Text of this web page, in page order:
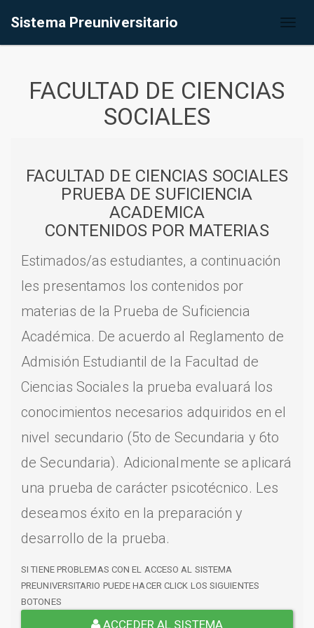
Sistema Preuniversitario
FACULTAD DE CIENCIAS
SOCIALES
FACULTAD DE CIENCIAS SOCIALES
PRUEBA DE SUFICIENCIA
ACADEMICA
CONTENIDOS POR MATERIAS
Estimados/as estudiantes, a continuación
les presentamos los contenidos por
materias de la Prueba de Suficiencia
Académica. De acuerdo al Reglamento de
Admisión Estudiantil de la Facultad de
Ciencias Sociales la prueba evaluará los
conocimientos necesarios adquiridos en el
nivel secundario (5to de Secundaria y 6to
de Secundaria). Adicionalmente se aplicará
una prueba de carácter psicotécnico. Les
deseamos éxito en la preparación y
desarrollo de la prueba.
SI TIENE PROBLEMAS CON EL ACCESO AL SISTEMA
PREUNIVERSITARIO PUEDE HACER CLICK LOS SIGUIENTES
BOTONES
ACCEDER AL SISTEMA